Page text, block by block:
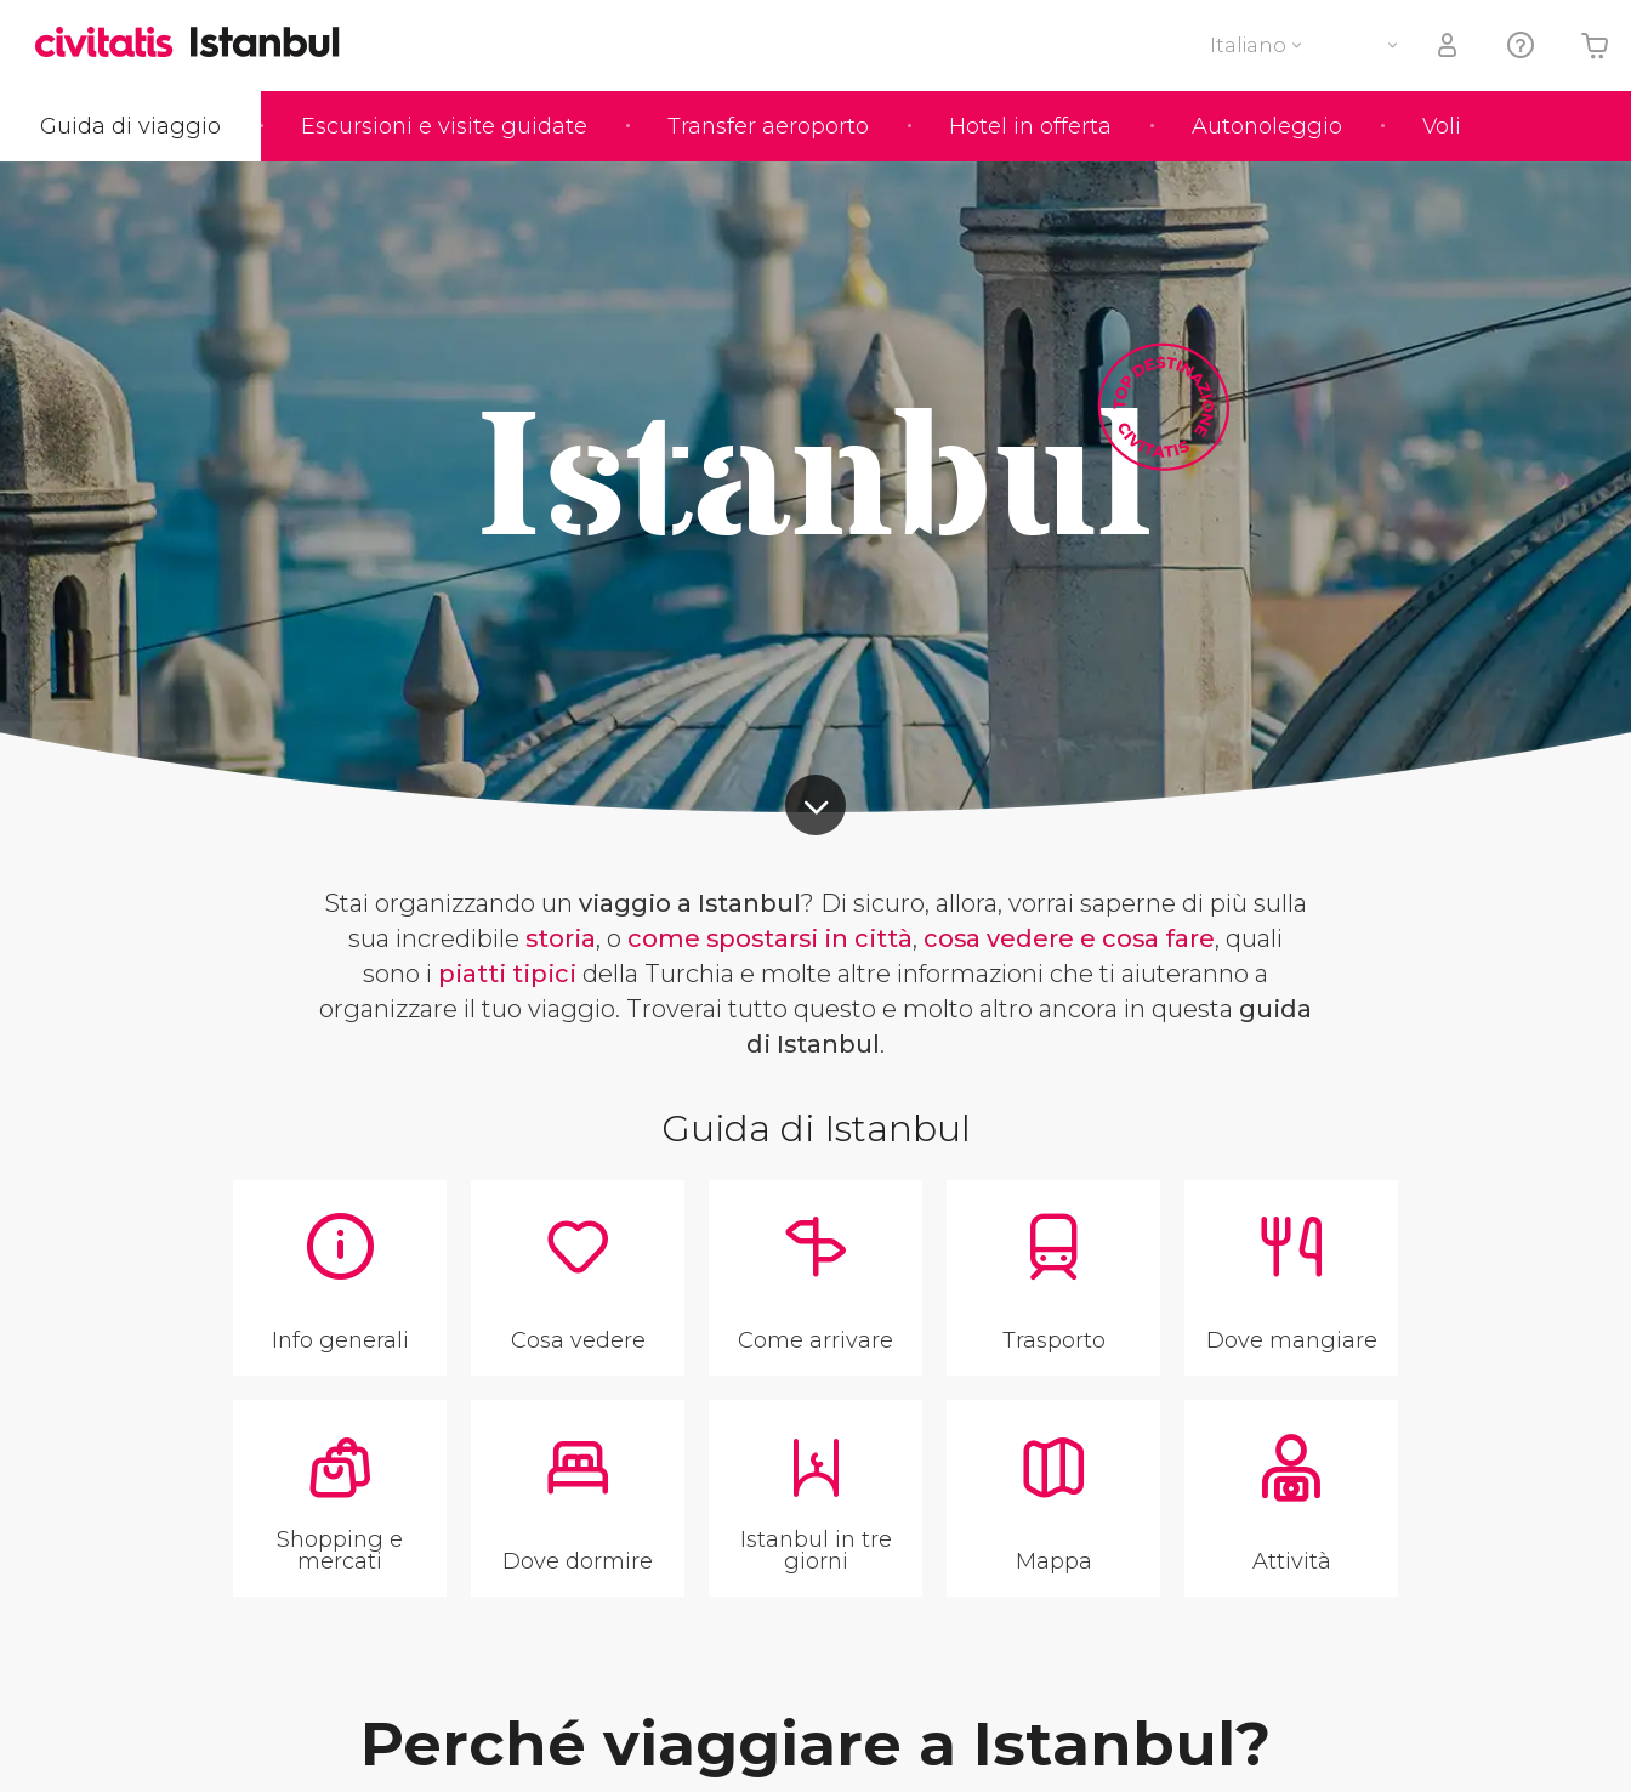
Guida di viaggio Escursioni e visite guidate Transfer aeroporto Hotel in offerta Autonoleggio Voli
Italiano
Il tuo carrello è vuoto
Istanbul
Stai organizzando un viaggio a Istanbul? Di sicuro, allora, vorrai saperne di più sulla
sua incredibile storia, o come spostarsi in città, cosa vedere e cosa fare, quali
sono i piatti tipici della Turchia e molte altre informazioni che ti aiuteranno a
organizzare il tuo viaggio. Troverai tutto questo e molto altro ancora in questa guida
di Istanbul.
Guida di Istanbul
Info generali Cosa vedere Come arrivare Trasporto Dove mangiare
Shopping e
mercati
Dove dormire
Istanbul in tre
giorni
Mappa Attività
Perché viaggiare a Istanbul?